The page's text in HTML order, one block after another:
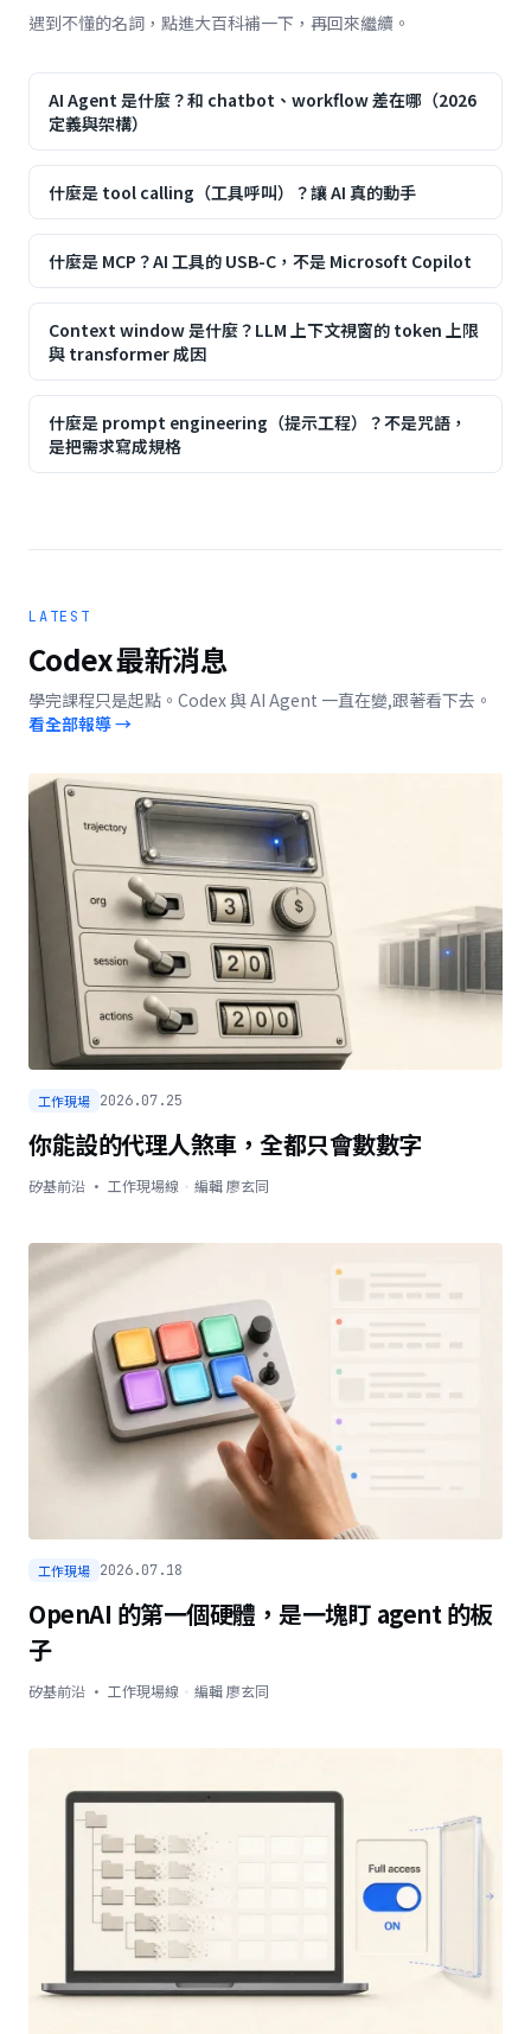
遇到不懂的名詞，點進大百科補一下，再回來繼續。
AI Agent 是什麼？和 chatbot、workflow 差在哪（2026
定義與架構）
什麼是 tool calling（工具呼叫）？讓 AI 真的動手
什麼是 MCP？AI 工具的 USB-C，不是 Microsoft Copilot
Context window 是什麼？LLM 上下文視窗的 token 上限
與 transformer 成因
什麼是 prompt engineering（提示工程）？不是咒語，
是把需求寫成規格
LATEST
Codex最新消息
學完課程只是起點。 Codex與 AI Agent 一直在變,跟著看下去。
看全部報導 →
工作現場 2026.07.25
你能設的代理人煞車，全都只會數數字
矽基前沿 · 工作現場線 · 編輯廖玄同
工作現場 2026.07.18
OpenAI 的第一個硬體，是一塊盯 agent 的板
子
矽基前沿 · 工作現場線 · 編輯廖玄同